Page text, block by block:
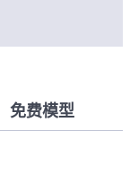
免费模型